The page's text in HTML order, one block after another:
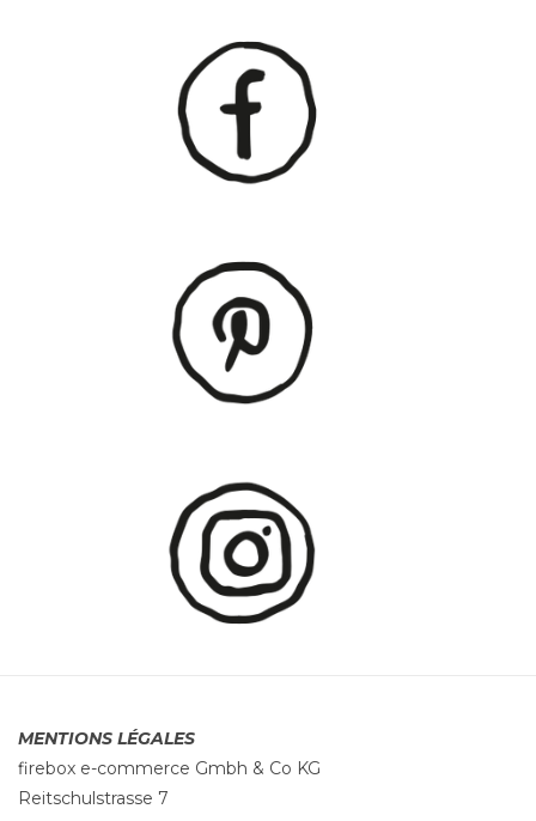
MENTIONS LÉGALES
firebox e-commerce Gmbh & Co KG
Reitschulstrasse 7